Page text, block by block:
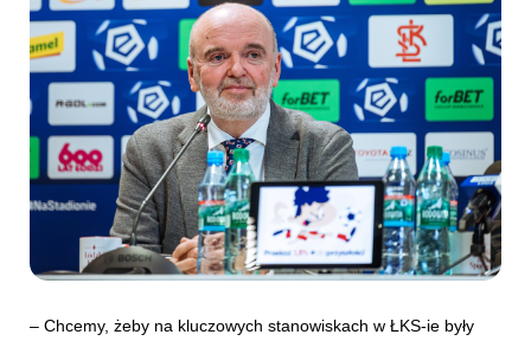
– Chcemy, żeby na kluczowych stanowiskach w ŁKS-ie były